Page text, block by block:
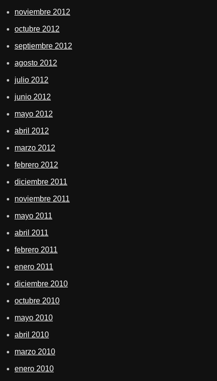
noviembre 2012
octubre 2012
septiembre 2012
agosto 2012
julio 2012
junio 2012
mayo 2012
abril 2012
marzo 2012
febrero 2012
diciembre 2011
noviembre 2011
mayo 2011
abril 2011
febrero 2011
enero 2011
diciembre 2010
octubre 2010
mayo 2010
abril 2010
marzo 2010
enero 2010